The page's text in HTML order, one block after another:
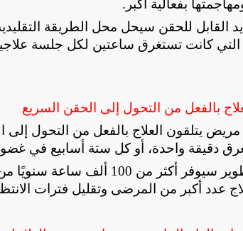
بفعالية أكبر .
القابل للحقن سيحل محل الطريقة
كانت تستغرق ساعتين لكل جلسة
أن يستفيد 14 ألف مريض يتلقون العلاج بالفعل
دقيقة واحدة، أو كل ستة أسابيع في
وتشير التقديرات إلى أن هذا
عدد أكبر من المرضى وتقليل فترات